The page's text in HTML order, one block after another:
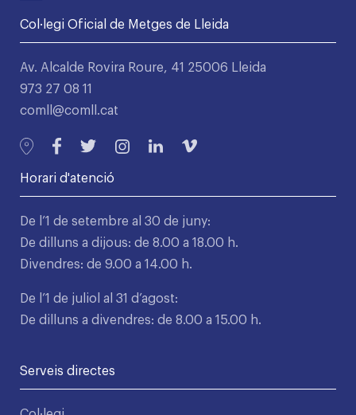
Col·legi Oficial de Metges de Lleida
Av. Alcalde Rovira Roure, 41 25006 Lleida
973 27 08 11
comll@comll.cat
Horari d'atenció
De l’1 de setembre al 30 de juny:
De dilluns a dijous: de 8.00 a 18.00 h.
Divendres: de 9.00 a 14.00 h.
De l’1 de juliol al 31 d’agost:
De dilluns a divendres: de 8.00 a 15.00 h.
Serveis directes